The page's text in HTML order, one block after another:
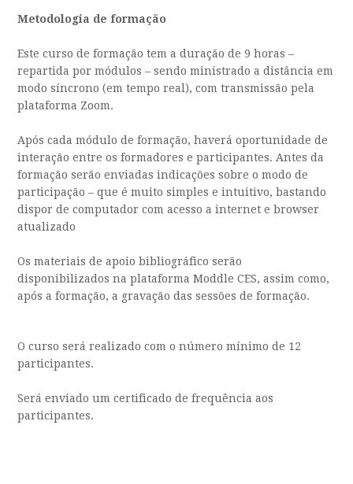
Metodologia de formação
Este curso de formação tem a duração de 9 horas –
repartida por módulos – sendo ministrado a distância em
modo síncrono (em tempo real), com transmissão pela
plataforma Zoom.
Após cada módulo de formação, haverá oportunidade de
interação entre os formadores e participantes. Antes da
formação serão enviadas indicações sobre o modo de
participação – que é muito simples e intuitivo, bastando
dispor de computador com acesso a internet e browser
atualizado
Os materiais de apoio bibliográfico serão
disponibilizados na plataforma Moddle CES, assim como,
após a formação, a gravação das sessões de formação.
O curso será realizado com o número mínimo de 12
participantes.
Será enviado um certificado de frequência aos
participantes.